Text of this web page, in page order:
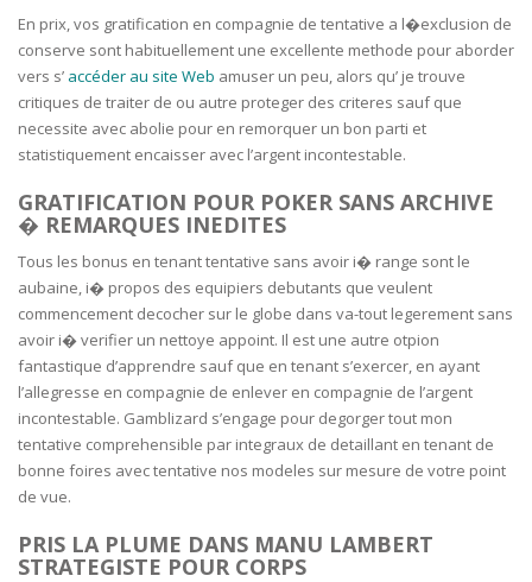
En prix, vos gratification en compagnie de tentative a l�exclusion de
conserve sont habituellement une excellente methode pour aborder
vers s’ accéder au site Web amuser un peu, alors qu’ je trouve
critiques de traiter de ou autre proteger des criteres sauf que
necessite avec abolie pour en remorquer un bon parti et
statistiquement encaisser avec l’argent incontestable.
GRATIFICATION POUR POKER SANS ARCHIVE
� REMARQUES INEDITES
Tous les bonus en tenant tentative sans avoir i� range sont le
aubaine, i� propos des equipiers debutants que veulent
commencement decocher sur le globe dans va-tout legerement sans
avoir i� verifier un nettoye appoint. Il est une autre otpion
fantastique d’apprendre sauf que en tenant s’exercer, en ayant
l’allegresse en compagnie de enlever en compagnie de l’argent
incontestable. Gamblizard s’engage pour degorger tout mon
tentative comprehensible par integraux de detaillant en tenant de
bonne foires avec tentative nos modeles sur mesure de votre point
de vue.
PRIS LA PLUME DANS MANU LAMBERT
STRATEGISTE POUR CORPS